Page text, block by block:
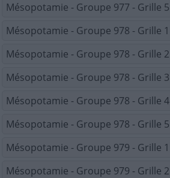
Mésopotamie - Groupe 977 - Grille 5
Mésopotamie - Groupe 978 - Grille 1
Mésopotamie - Groupe 978 - Grille 2
Mésopotamie - Groupe 978 - Grille 3
Mésopotamie - Groupe 978 - Grille 4
Mésopotamie - Groupe 978 - Grille 5
Mésopotamie - Groupe 979 - Grille 1
Mésopotamie - Groupe 979 - Grille 2